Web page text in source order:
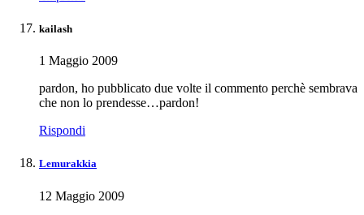
kailash
1 Maggio 2009
pardon, ho pubblicato due volte il commento perchè sembrava
che non lo prendesse…pardon!
Rispondi
Lemurakkia
12 Maggio 2009